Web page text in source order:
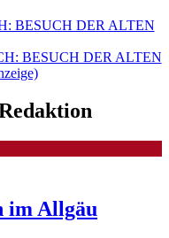
BESUCH DER ALTEN
im Allgäu